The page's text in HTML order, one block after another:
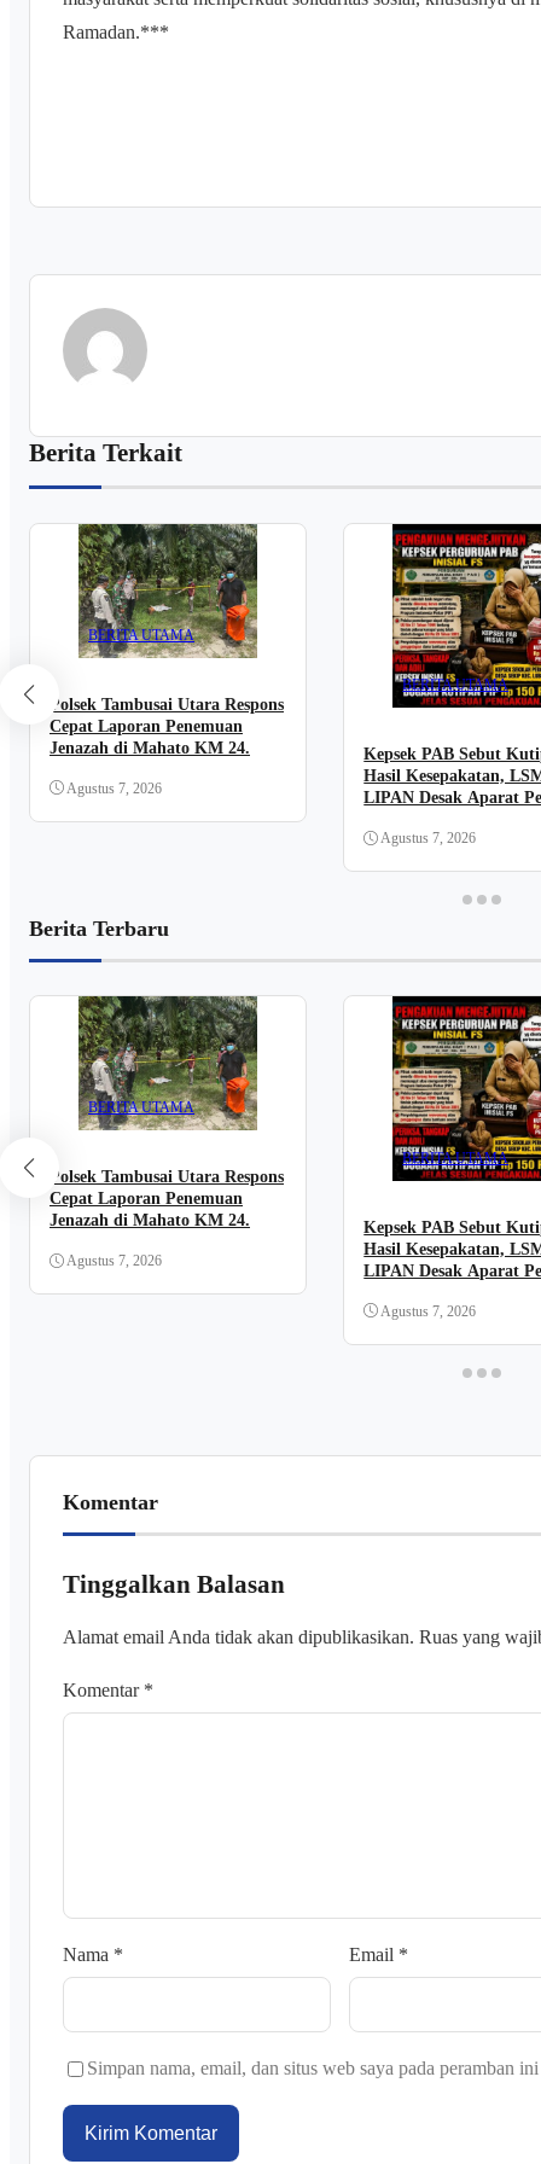
Ramadan.***
Berita Terkait
BERITA UTAMA
Polsek Tambusai Utara Respons
Cepat Laporan Penemuan
Jenazah di Mahato KM 24.
Agustus 7, 2026
BERITA UTAMA
Kepsek PAB Sebut
Hasil Kesepakatan,
LIPAN Desak Aparat
Agustus 7, 2026
Berita Terbaru
BERITA UTAMA
Polsek Tambusai Utara Respons
Cepat Laporan Penemuan
Jenazah di Mahato KM 24.
Agustus 7, 2026
BERITA UTAMA
Kepsek PAB Sebut
Hasil Kesepakatan,
LIPAN Desak Aparat
Agustus 7, 2026
Komentar
Tinggalkan Balasan
Alamat email Anda tidak akan dipublikasikan. Ruas yang
Komentar *
Nama * Email *
Simpan nama, email, dan situs web saya pada peramban